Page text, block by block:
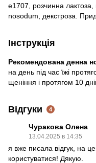
e1707, розчинна лактоза,
nosodum, декстроза.
Інструкція
Рекомендована денна
на день під час їжі
щеніння і протягом 10
Відгуки 4
Чуракова Олена
13.04.2025 в 14:35
я вже писала відгук, на
користуватися! Дякую.